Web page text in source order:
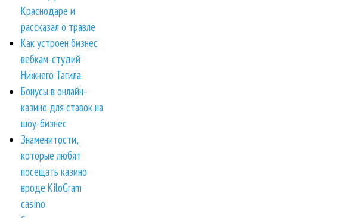
Краснодаре и
рассказал о травле
Как устроен бизнес
вебкам-студий
Нижнего Тагила
Бонусы в онлайн-
казино для ставок на
шоу-бизнес
Знаменитости,
которые любят
посещать казино
вроде KiloGram
casino